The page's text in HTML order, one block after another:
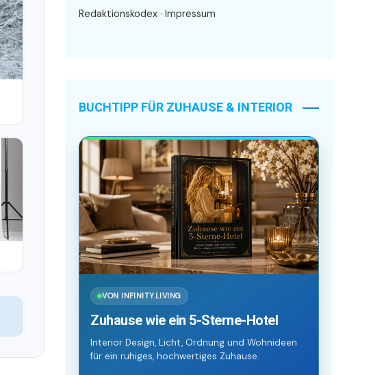
Redaktionskodex · Impressum
BUCHTIPP FÜR ZUHAUSE & INTERIOR
VON INFINITY.LIVING
Zuhause wie ein 5-Sterne-Hotel
Interior Design, Licht, Ordnung und Wohnideen
für ein ruhiges, hochwertiges Zuhause.